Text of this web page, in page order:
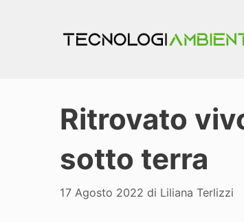
Ritrovato
sotto terra
17 Agosto 2022 di Liliana Terlizzi